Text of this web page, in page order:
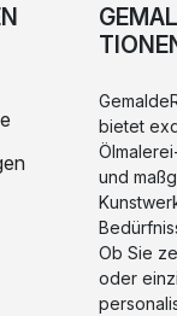
bietet
und
Ob Sie
oder